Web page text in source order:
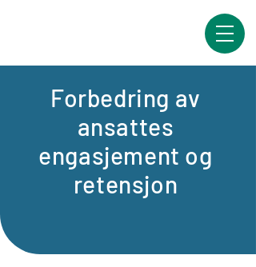
Forbedring av
ansattes
engasjement og
retensjon